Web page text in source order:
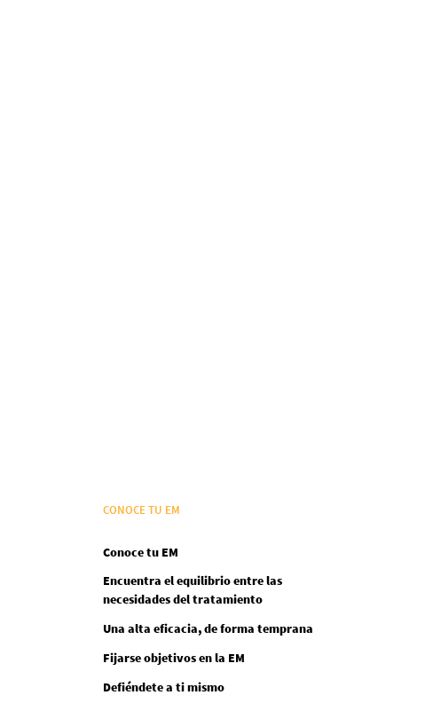
CONOCE TU EM
Conoce tu EM
Encuentra el equilibrio entre las
necesidades del tratamiento
Una alta eficacia, de forma temprana
Fijarse objetivos en la EM
Defiéndete a ti mismo